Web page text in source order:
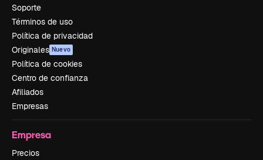
Soporte
Términos de uso
Política de privacidad
Originales Nuevo
Política de cookies
Centro de confianza
Afiliados
Empresas
Empresa
Precios